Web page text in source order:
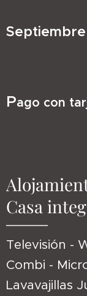
Pago con
Casa
Televisión -
Combi -
Lavavajillas